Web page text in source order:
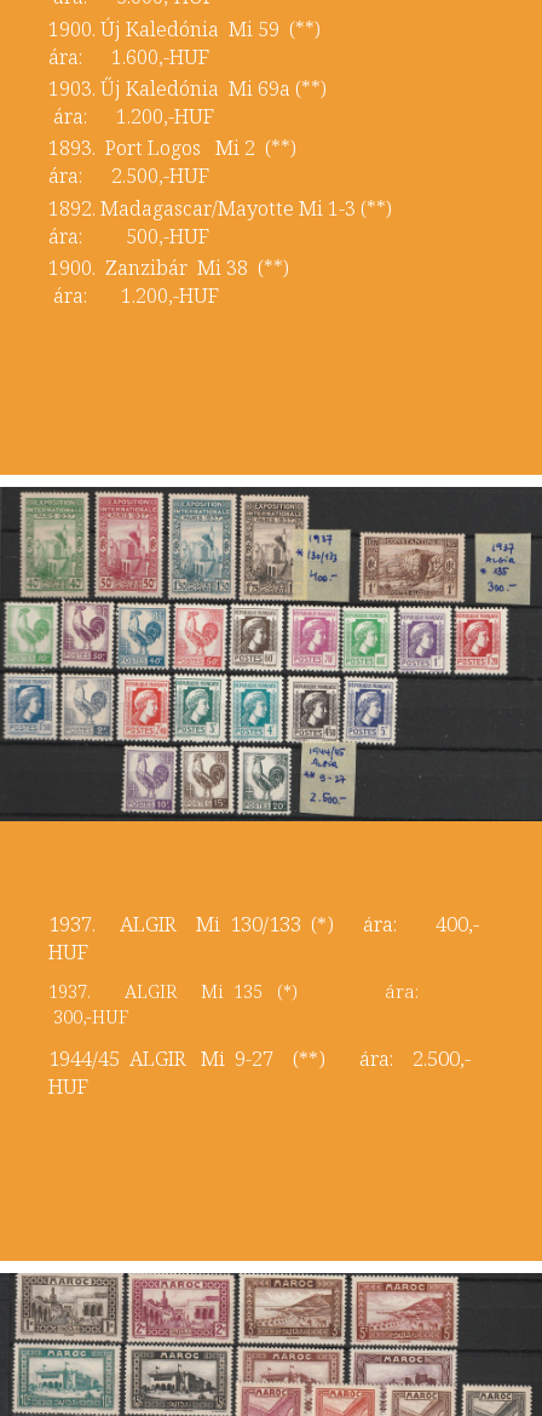
1900. Új Kaledónia Mi 59 (**)
ára: 1.600,-HUF
1903. Űj Kaledónia Mi 69a (**)
ára: 1.200,-HUF
1893. Port Logos Mi 2 (**)
ára: 2.500,-HUF
1892. Madagascar/Mayotte Mi 1-3 (**)
ára: 500,-HUF
1900. Zanzibár Mi 38 (**)
ára: 1.200,-HUF
1937. ALGIR Mi 130/133 (*) ára: 400,-
HUF
1937. ALGIR Mi 135 (*) ára:
300,-HUF
1944/45 ALGIR Mi 9-27 (**) ára: 2.500,-
HUF